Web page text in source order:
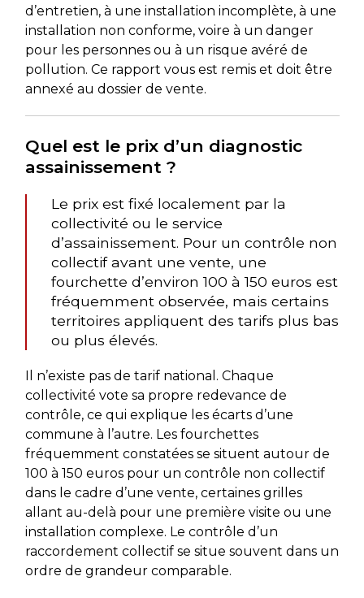
d’entretien, à une installation incomplète, à une
installation non conforme, voire à un danger
pour les personnes ou à un risque avéré de
pollution. Ce rapport vous est remis et doit être
annexé au dossier de vente.
Quel est le prix d’un diagnostic
assainissement ?
Le prix est fixé localement par la
collectivité ou le service
d’assainissement. Pour un contrôle non
collectif avant une vente, une
fourchette d’environ 100 à 150 euros est
fréquemment observée, mais certains
territoires appliquent des tarifs plus bas
ou plus élevés.
Il n’existe pas de tarif national. Chaque
collectivité vote sa propre redevance de
contrôle, ce qui explique les écarts d’une
commune à l’autre. Les fourchettes
fréquemment constatées se situent autour de
100 à 150 euros pour un contrôle non collectif
dans le cadre d’une vente, certaines grilles
allant au-delà pour une première visite ou une
installation complexe. Le contrôle d’un
raccordement collectif se situe souvent dans un
ordre de grandeur comparable.